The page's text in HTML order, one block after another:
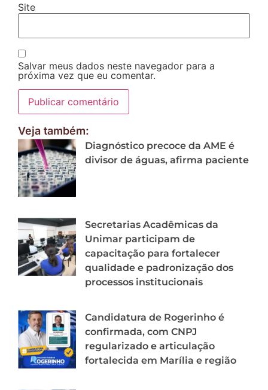
Site
Salvar meus dados neste navegador para a
próxima vez que eu comentar.
Veja também:
Diagnóstico precoce da AME é
divisor de águas, afirma paciente
Secretarias Acadêmicas da
Unimar participam de
capacitação para fortalecer
qualidade e padronização dos
processos institucionais
Candidatura de Rogerinho é
confirmada, com CNPJ
regularizado e articulação
fortalecida em Marília e região